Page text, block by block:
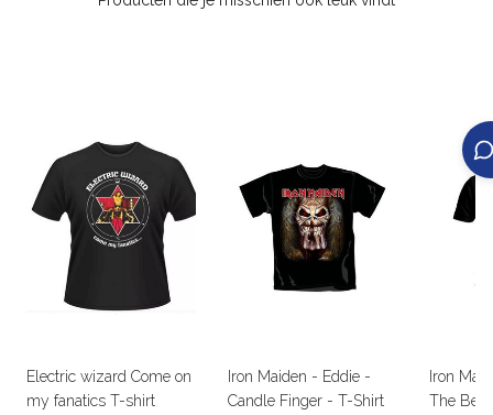
Electric wizard Come on
my fanatics T-shirt
Iron Maiden - Eddie -
Candle Finger - T-Shirt
Iron
The